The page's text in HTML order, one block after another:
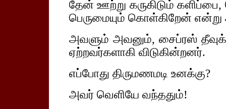
தேன் ஊற்று கருகிடும் களிப்பை,
பெருமையும் கொள்கிறேன்
அவளும் அவனும், சைப்ரஸ்
ஏற்றவர்களாகி விடுகின்றனர்.
எப்போது திருமணமடி உனக்கு?
அவர் வெளியே வந்ததும்!